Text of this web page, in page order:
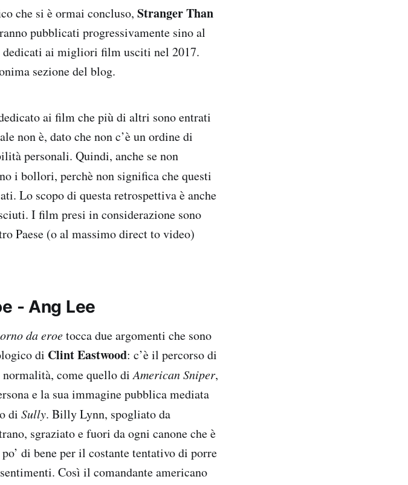
che si è ormai concluso, Stranger Than
pubblicati progressivamente sino al
dedicati ai migliori film usciti nel 2017.
sezione del blog.
ai film che più di altri sono entrati
non è, dato che non c’è un ordine di
personali. Quindi, anche se non
i bollori, perchè non significa che questi
Lo scopo di questa retrospettiva è anche
I film presi in considerazione sono
Paese (o al massimo direct to video)
- Ang Lee
da eroetocca due argomenti che sono
di Clint Eastwood: c’è il percorso di
normalità, come quello diAmerican Sniper,
e la sua immagine pubblica mediata
di Sully. Billy Lynn, spogliato da
sgraziato e fuori da ogni canone che è
di bene per il costante tentativo di porre
Così il comandante americano